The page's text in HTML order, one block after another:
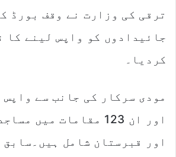
جائیدادوں کو واپس لینے کا
کردیا۔
مودی سرکار کی جانب سے واپس
اور ان 123 مقامات میں
اور قبرستان شامل